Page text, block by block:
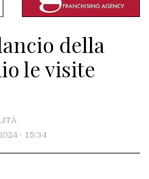
della
le visite
- 15:34